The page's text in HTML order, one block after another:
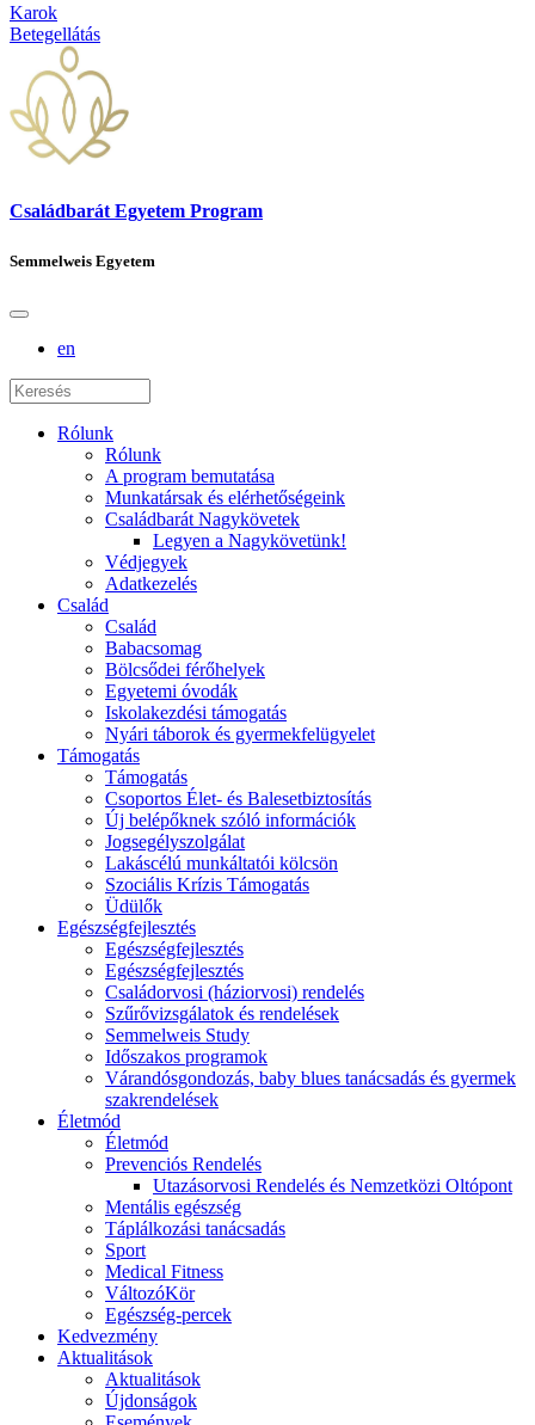
Karok
Betegellátás
Családbarát Egyetem Program
Semmelweis Egyetem
en
Rólunk
Rólunk
A program bemutatása
Munkatársak és elérhetőségeink
Családbarát Nagykövetek
Legyen a Nagykövetünk!
Védjegyek
Adatkezelés
Család
Család
Babacsomag
Bölcsődei férőhelyek
Egyetemi óvodák
Iskolakezdési támogatás
Nyári táborok és gyermekfelügyelet
Támogatás
Támogatás
Csoportos Élet- és Balesetbiztosítás
Új belépőknek szóló információk
Jogsegélyszolgálat
Lakáscélú munkáltatói kölcsön
Szociális Krízis Támogatás
Üdülők
Egészségfejlesztés
Egészségfejlesztés
Egészségfejlesztés
Családorvosi (háziorvosi) rendelés
Szűrővizsgálatok és rendelések
Semmelweis Study
Időszakos programok
Várandósgondozás, baby blues tanácsadás és gyermek
szakrendelések
Életmód
Életmód
Prevenciós Rendelés
Utazásorvosi Rendelés és Nemzetközi Oltópont
Mentális egészség
Táplálkozási tanácsadás
Sport
Medical Fitness
VáltozóKör
Egészség-percek
Kedvezmény
Aktualitások
Aktualitások
Újdonságok